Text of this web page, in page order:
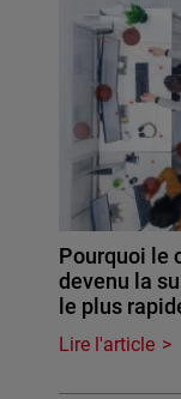
Pourquoi le
devenu la
le plus
Lire l'article